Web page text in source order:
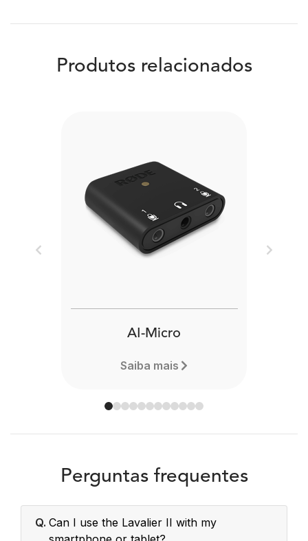
Produtos relacionados
AI-Micro
Saiba mais
Previous Next
Perguntas frequentes
Q. Can I use the Lavalier II with my